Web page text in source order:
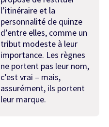
l’itinéraire et la
personnalité de quinze
d’entre elles, comme un
tribut modeste à leur
importance. Les règnes
ne portent pas leur nom,
c’est vrai – mais,
assurément, ils portent
leur marque.